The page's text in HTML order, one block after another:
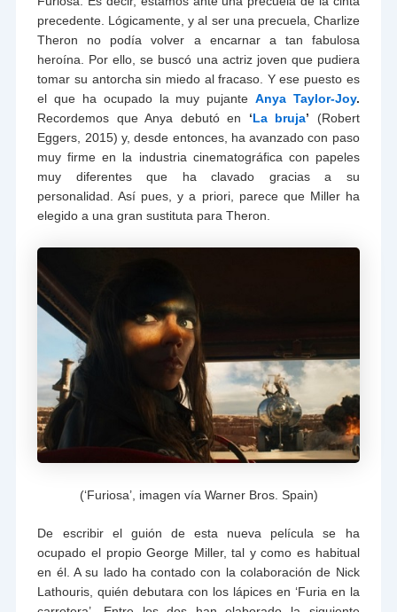
precedente. Lógicamente, y al ser una precuela, Charlize
Theron no podía volver a encarnar a tan fabulosa
heroína. Por ello, se buscó una actriz joven que pudiera
tomar su antorcha sin miedo al fracaso. Y ese puesto es
el que ha ocupado la muy pujante Anya Taylor-Joy.
Recordemos que Anya debutó en ‘La bruja’ (Robert
Eggers, 2015) y, desde entonces, ha avanzado con paso
muy firme en la industria cinematográfica con papeles
muy diferentes que ha clavado gracias a su
personalidad. Así pues, y a priori, parece que Miller ha
elegido a una gran sustituta para Theron.
(‘Furiosa’, imagen vía Warner Bros. Spain)
De escribir el guión de esta nueva película se ha
ocupado el propio George Miller, tal y como es habitual
en él. A su lado ha contado con la colaboración de Nick
Lathouris, quién debutara con los lápices en ‘Furia en la